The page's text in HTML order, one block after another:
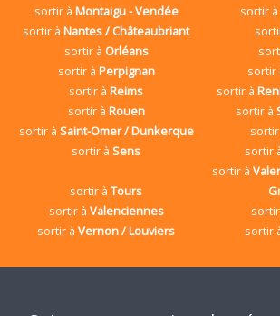
sortir à Montaigu - Vendée sortir
sortir àNantes / Châteaubriant
sortir à Orléans
sortir à Perpignan sortir
sortir àReims sortir à
sortir à Rouen sortir à
sortir à Saint-Omer / Dunkerque
sortir àSens sortir
sortir àTours
sortir à
sortir à Valenciennes
sortir àVernon / Louviers sortir